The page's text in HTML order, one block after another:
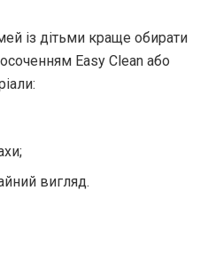
із дітьми краще обирати
Easy Clean або
вигляд.